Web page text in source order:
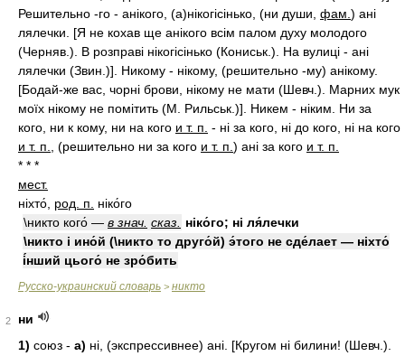
Решительно -го - анікого, (а)нікогісінько, (ни души, фам. ) ані
лялечки. [Я не кохав ще анікого всім палом духу молодого
(Черняв.). В розправі нікогісінько (Кониськ.). На вулиці - ані
лялечки (Звин.)]. Никому - нікому, (решительно -му) анікому.
[Бодай-же вас, чорні брови, нікому не мати (Шевч.). Марних мук
моїх нікому не помітить (М. Рильськ.)]. Никем - ніким. Ни за
кого, ни к кому, ни на кого и т. п. - ні за кого, ні до кого, ні на кого
и т. п.
, (решительно ни за кого и т. п. ) ані за кого и т. п.
* * *
мест.
ніхто́, род. п.
ніко́го
\никто кого́ — в знач. сказ.
ніко́го; ні ля́лечки
\никто і ино́й (\никто то друго́й) э́того не сде́лает — ніхто́
і́нший цього́ не зро́бить
Русско-украинский словарь > никто
2
ни
1) союз - а) ні, (экспрессивнее) ані. [Кругом ні билини! (Шевч.).